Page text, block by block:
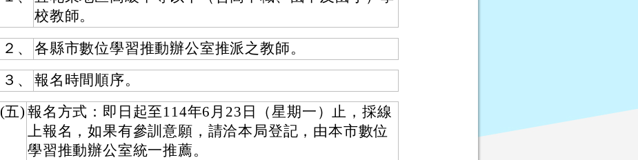
校教師。
２、
各縣市數位學習推動辦公室推派之教師。
３、
報名時間順序。
(五) 報名方式：即日起至114年6月23日（星期一）止，採線
上報名，如果有參訓意願，請洽本局登記，由本市數位
學習推動辦公室統一推薦。